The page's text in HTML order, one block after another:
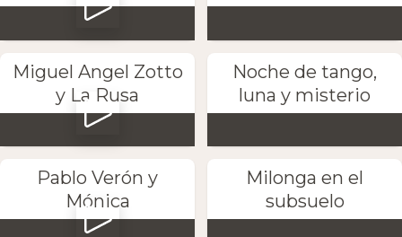
Miguel Angel Zotto
y La Rusa
Noche de tango,
luna y misterio
Pablo Verón y
Mónica
Milonga en el
subsuelo